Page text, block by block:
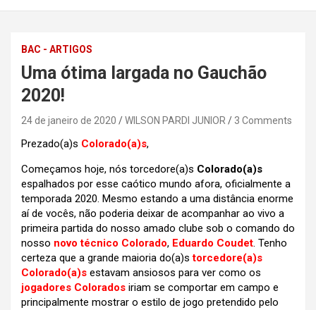
BAC - ARTIGOS
Uma ótima largada no Gauchão
2020!
24 de janeiro de 2020 WILSON PARDI JUNIOR 3 Comments
Prezado(a)s Colorado(a)s,
Começamos hoje, nós torcedore(a)s Colorado(a)s
espalhados por esse caótico mundo afora, oficialmente a
temporada 2020. Mesmo estando a uma distância enorme
aí de vocês, não poderia deixar de acompanhar ao vivo a
primeira partida do nosso amado clube sob o comando do
nosso novo técnico Colorado, Eduardo Coudet. Tenho
certeza que a grande maioria do(a)storcedore(a)s
Colorado(a)s estavam ansiosos para ver como os
jogadores Colorados iriam se comportar em campo e
principalmente mostrar o estilo de jogo pretendido pelo